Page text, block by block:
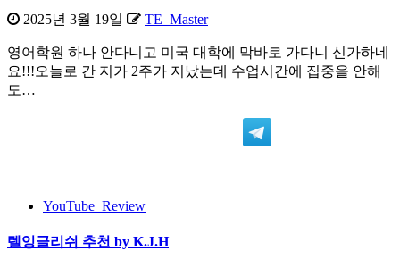
2025년 3월 19일 TE_Master
영어학원 하나 안다니고 미국 대학에 막바로 가다니 신가하네
요!!!오늘로 간 지가 2주가 지났는데 수업시간에 집중을 안해
도…
YouTube_Review
텔잉글리쉬 추천 by K.J.H